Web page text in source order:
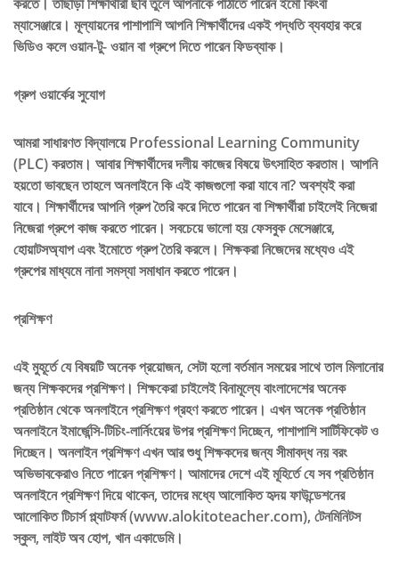
ম্যাসেঞ্জারে। মূল্যায়নের পাশাপাশি আপনি শিক্ষার্থীদের একই পদ্ধতি ব্যবহার করে
ভিডিও কলে ওয়ান-টু- ওয়ান বা গ্রুপে দিতে পারেন ফিডব্যাক।
গ্রুপ ওয়ার্কের সুযোগ
আমরা সাধারণত বিদ্যালয়ে Professional Learning Community
(PLC) করতাম। আবার শিক্ষার্থীদের দলীয় কাজের বিষয়ে উৎসাহিত করতাম। আপনি
হয়তো ভাবছেন তাহলে অনলাইনে কি এই কাজগুলো করা যাবে না? অবশ্যই করা
যাবে। শিক্ষার্থীদের আপনি গ্রুপ তৈরি করে দিতে পারেন বা শিক্ষার্থীরা চাইলেই নিজেরা
নিজেরা গ্রুপে কাজ করতে পারেন। সবচেয়ে ভালো হয় ফেসবুক মেসেঞ্জারে,
হোয়াটসঅ্যাপ এবং ইমোতে গ্রুপ তৈরি করলে। শিক্ষকরা নিজেদের মধ্যেও এই
গ্রুপের মাধ্যমে নানা সমস্যা সমাধান করতে পারেন।
প্রশিক্ষণ
এই মুহূর্তে যে বিষয়টি অনেক প্রয়োজন, সেটা হলো বর্তমান সময়ের সাথে তাল মিলানোর
জন্য শিক্ষকদের প্রশিক্ষণ। শিক্ষকেরা চাইলেই বিনামূল্যে বাংলাদেশের অনেক
প্রতিষ্ঠান থেকে অনলাইনে প্রশিক্ষণ গ্রহণ করতে পারেন। এখন অনেক প্রতিষ্ঠান
অনলাইনে ইমার্জেন্সি-টিচিং-লার্নিংয়ের উপর প্রশিক্ষণ দিচ্ছেন, পাশাপাশি সার্টিফিকেট ও
দিচ্ছেন। অনলাইন প্রশিক্ষণ এখন আর শুধু শিক্ষকদের জন্য সীমাবদ্ধ নয় বরং
অভিভাবকেরাও নিতে পারেন প্রশিক্ষণ। আমাদের দেশে এই মূহির্তে যে সব প্রতিষ্ঠান
অনলাইনে প্রশিক্ষণ দিয়ে থাকেন, তাদের মধ্যে আলোকিত হৃদয় ফাউন্ডেশনের
আলোকিত টিচার্স প্ল্যাটফর্ম (www.alokitoteacher.com), টেনমিনিটস
স্কুল, লাইট অব হোপ, খান একাডেমি।